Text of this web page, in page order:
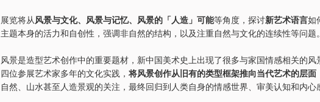
展览将从 风景与文化、风景与记忆、风景的「人造」可能等角度，探讨新艺术语言如
主题本身的活力和自创性，强调非自然的结构，以及注重自然与文化的连续性等问题
风景是造型艺术创作中的重要题材，新中国美术史上出现了很多与家国情感相关的风
四位参展艺术家多年的文化实践， 将风景创作从旧有的类型框架推向当代艺术的层面
自然、山水甚至人造景观的关注，最终回归到人类自身的情感世界、审美认知和内心